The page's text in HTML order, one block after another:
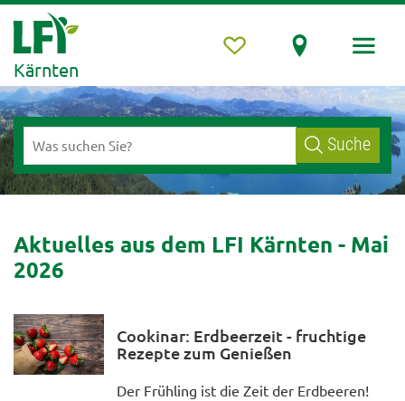
Kärnten
Suche
Aktuelles aus dem LFI Kärnten - Mai
2026
Cookinar: Erdbeerzeit - fruchtige
Rezepte zum Genießen
Der Frühling ist die Zeit der Erdbeeren!